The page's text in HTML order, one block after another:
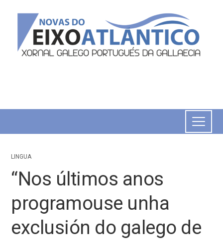
LINGUA
“Nos últimos anos
programouse unha
exclusión do galego de